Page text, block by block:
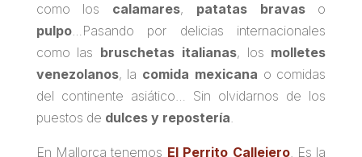
como los calamares, patatas bravaso
pulpo…Pasando por delicias internacionales
como las bruschetas italianas, los molletes
venezolanos, la comida mexicana o comidas
del continente asiático… Sin olvidarnos de los
puestos de dulces y repostería.
En Mallorca tenemos El Perrito Callejero. Es la